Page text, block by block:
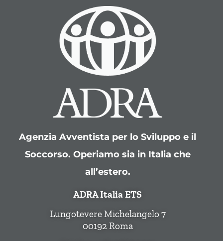
Agenzia Avventista per lo Sviluppo e il
Soccorso. Operiamo sia in Italia che
all’estero.
ADRA Italia ETS
Lungotevere Michelangelo 7
00192 Roma